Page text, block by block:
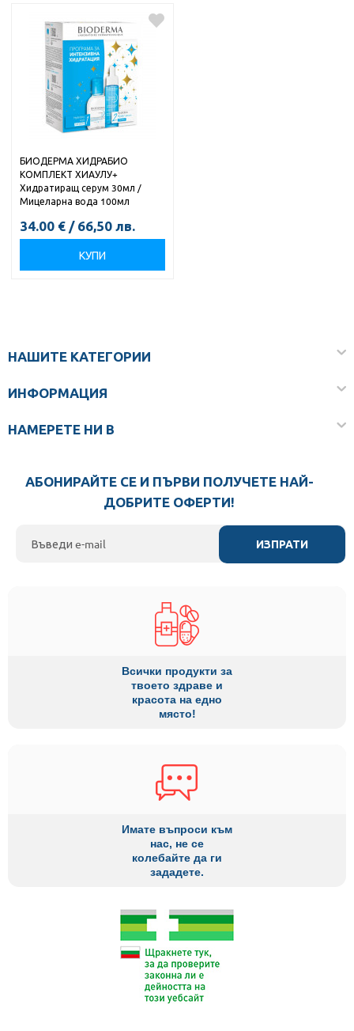
БИОДЕРМА ХИДРАБИО
КОМПЛЕКТ ХИАУЛУ+
Хидратиращ серум 30мл /
Мицеларна вода 100мл
34.00 € / 66,50 лв.
КУПИ
НАШИТЕ КАТЕГОРИИ
ИНФОРМАЦИЯ
НАМЕРЕТЕ НИ В
АБОНИРАЙТЕ СЕ И ПЪРВИ ПОЛУЧЕТЕ НАЙ-
ДОБРИТЕ ОФЕРТИ!
ИЗПРАТИ
Всички продукти за
твоето здраве и
красота на едно
място!
Имате въпроси към
нас, не се
колебайте да ги
зададете.